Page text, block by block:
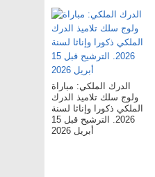
الدرك الملكي: مباراة
ولوج سلك تلاميذ الدرك
الملكي ذكورا وإناثا لسنة
2026. الترشيح قبل 15
أبريل 2026